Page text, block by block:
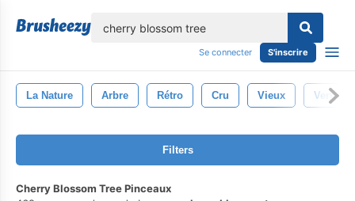
Se connecter S'inscrire
La Nature Arbre Rétro Cru Vieux Vert
Filters
Cherry Blossom Tree Pinceaux